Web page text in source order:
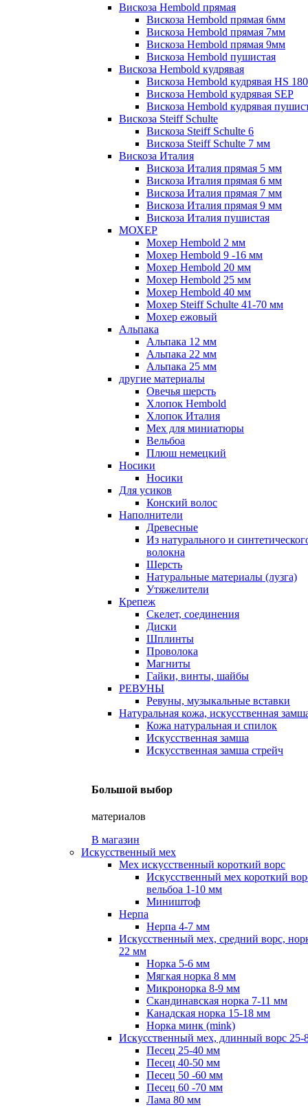
Вискоза Hembold прямая
Вискоза Hembold прямая 6мм
Вискоза Hembold прямая 7мм
Вискоза Hembold прямая 9мм
Вискоза Hembold пушистая
Вискоза Hembold кудрявая
Вискоза Hembold кудрявая HS 180
Вискоза Hembold кудрявая SEP
Вискоза Hembold кудрявая
Вискоза Steiff Schulte
Вискоза Steiff Schulte 6
Вискоза Steiff Schulte 7 мм
Вискоза Италия
Вискоза Италия прямая 5 мм
Вискоза Италия прямая 6 мм
Вискоза Италия прямая 7 мм
Вискоза Италия прямая 9 мм
Вискоза Италия пушистая
МОХЕР
Мохер Hembold 2 мм
Мохер Hembold 9 -16 мм
Мохер Hembold 20 мм
Мохер Hembold 25 мм
Мохер Hembold 40 мм
Мохер Steiff Schulte 41-70 мм
Мохер ежовый
Альпака
Альпака 12 мм
Альпака 22 мм
Альпака 25 мм
другие материалы
Овечья шерсть
Хлопок Hembold
Хлопок Италия
Мех для миниатюры
Вельбоа
Плюш немецкий
Носики
Носики
Для усиков
Конский волос
Наполнители
Древесные
Из натурального и
волокна
Шерсть
Натуральные материалы (лузга)
Утяжелители
Крепеж
Скелет, соединения
Диски
Шплинты
Проволока
Магниты
Гайки, винты, шайбы
РЕВУНЫ
Ревуны, музыкальные вставки
Натуральная кожа, искусственная
Кожа натуральная и спилок
Искусственная замша
Искусственная замша стрейч
Большой выбор
материалов
В магазин
Искусственный мех
Мех искусственный короткий ворс
Искусственный мех короткий
вельбоа 1-10 мм
Миништоф
Нерпа
Нерпа 4-7 мм
Искусственный мех, средний ворс,
22 мм
Норка 5-6 мм
Мягкая норка 8 мм
Микронорка 8-9 мм
Скандинавская норка 7-11 мм
Канадская норка 15-18 мм
Норка минк (mink)
Искусственный мех, длинный ворс 25-
Песец 25-40 мм
Песец 40-50 мм
Песец 50 -60 мм
Песец 60 -70 мм
Лама 80 мм